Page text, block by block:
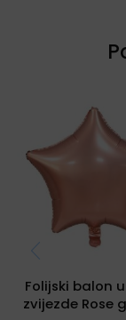
Folijski balon
zvijezde Rose